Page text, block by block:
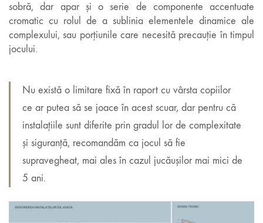
sobră, dar apar și o serie de componente accentuate
cromatic cu rolul de a sublinia elementele dinamice ale
complexului, sau porțiunile care necesită precauție în timpul
jocului.
Nu există o limitare fixă în raport cu vârsta copiilor
ce ar putea să se joace în acest scuar, dar pentru că
instalațiile sunt diferite prin gradul lor de complexitate
și siguranță, recomandăm ca jocul să fie
supravegheat, mai ales în cazul jucăușilor mai mici de
5 ani.